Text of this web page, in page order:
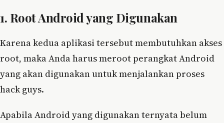
1. Root Android yang Digunakan
Karena kedua aplikasi tersebut membutuhkan akses
root, maka Anda harus meroot perangkat Android
yang akan digunakan untuk menjalankan proses
hack guys.
Apabila Android yang digunakan ternyata belum